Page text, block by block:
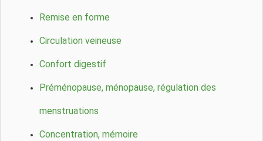
Remise en forme
Circulation veineuse
Confort digestif
Préménopause, ménopause, régulation des
menstruations
Concentration, mémoire